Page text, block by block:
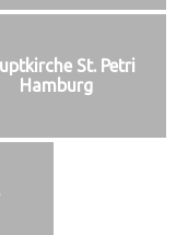
St. Petri
Hamburg